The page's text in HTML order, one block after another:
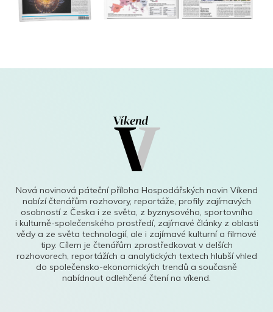
Nová novinová páteční příloha Hospodářských novin Víkend
nabízí čtenářům rozhovory, reportáže, profily zajímavých
osobností z Česka i ze světa, z byznysového, sportovního
i kulturně-společenského prostředí, zajímavé články z oblasti
vědy a ze světa technologií, ale i zajímavé kulturní a filmové
tipy. Cílem je čtenářům zprostředkovat v delších
rozhovorech, reportážích a analytických textech hlubší vhled
do společensko-ekonomických trendů a současně
nabídnout odlehčené čtení na víkend.